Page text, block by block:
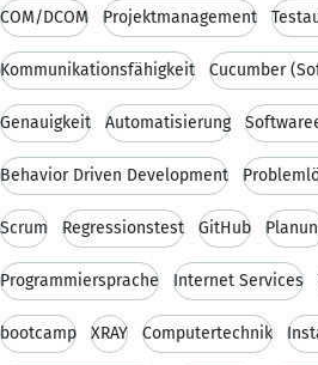
COM/DCOM Projektmanagement
Kommunikationsfähigkeit Cucumber
Genauigkeit Automatisierung
Behavior Driven Development
Scrum Regressionstest GitHub
Programmiersprache Internet Services
bootcamp XRAY Computertechnik